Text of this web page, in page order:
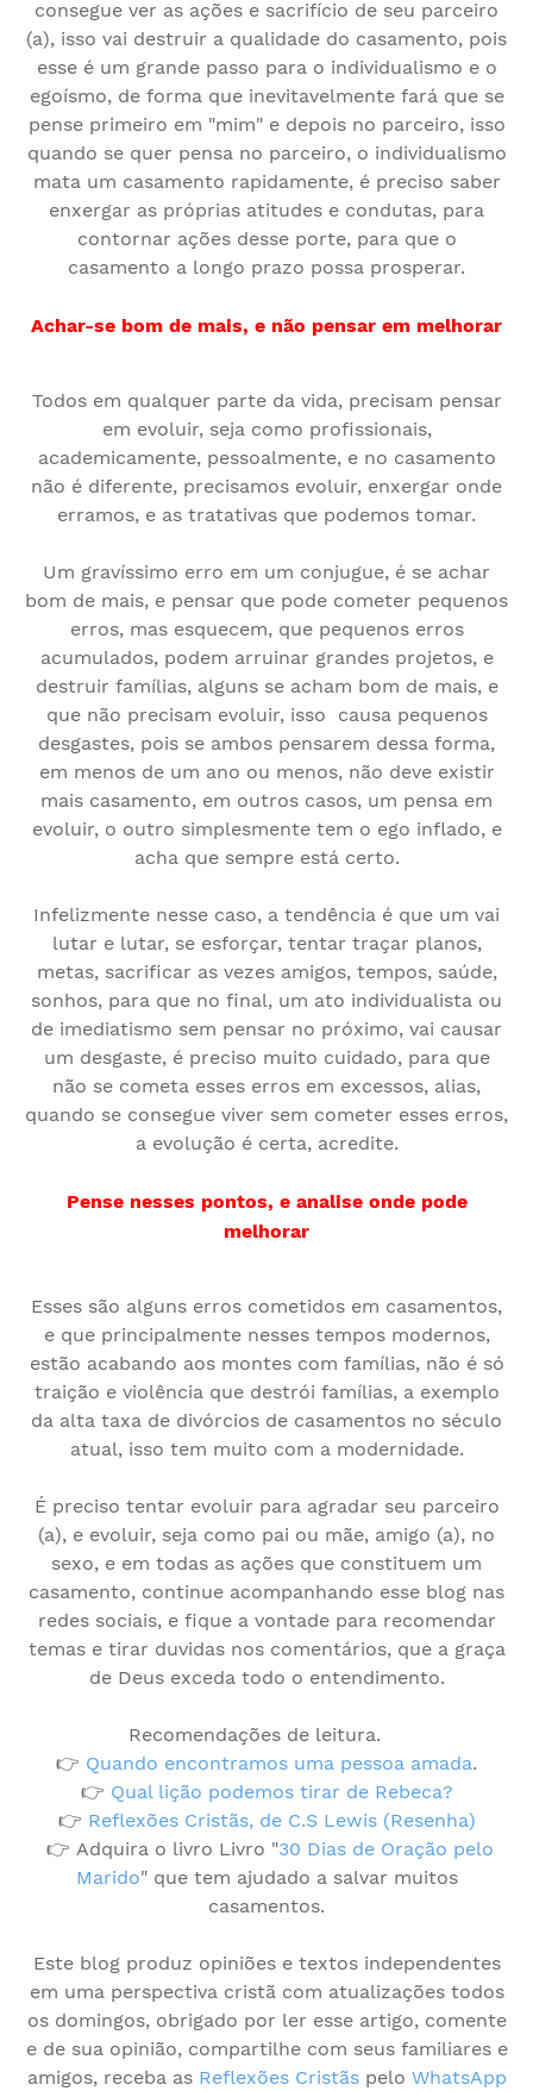
consegue ver as ações e sacrifício de seu parceiro
(a), isso vai destruir a qualidade do casamento, pois
esse é um grande passo para o individualismo e o
egoísmo, de forma que inevitavelmente fará que se
pense primeiro em "mim" e depois no parceiro, isso
quando se quer pensa no parceiro, o individualismo
mata um casamento rapidamente, é preciso saber
enxergar as próprias atitudes e condutas, para
contornar ações desse porte, para que o
casamento a longo prazo possa prosperar.
Achar-se bom de mais, e não pensar em melhorar
Todos em qualquer parte da vida, precisam pensar
em evoluir, seja como profissionais,
academicamente, pessoalmente, e no casamento
não é diferente, precisamos evoluir, enxergar onde
erramos, e as tratativas que podemos tomar.
Um gravíssimo erro em um conjugue, é se achar
bom de mais, e pensar que pode cometer pequenos
erros, mas esquecem, que pequenos erros
acumulados, podem arruinar grandes projetos, e
destruir famílias, alguns se acham bom de mais, e
que não precisam evoluir, isso causa pequenos
desgastes, pois se ambos pensarem dessa forma,
em menos de um ano ou menos, não deve existir
mais casamento, em outros casos, um pensa em
evoluir, o outro simplesmente tem o ego inflado, e
acha que sempre está certo.
Infelizmente nesse caso, a tendência é que um vai
lutar e lutar, se esforçar, tentar traçar planos,
metas, sacrificar as vezes amigos, tempos, saúde,
sonhos, para que no final, um ato individualista ou
de imediatismo sem pensar no próximo, vai causar
um desgaste, é preciso muito cuidado, para que
não se cometa esses erros em excessos, alias,
quando se consegue viver sem cometer esses erros,
a evolução é certa, acredite.
Pense nesses pontos, e analise onde pode
melhorar
Esses são alguns erros cometidos em casamentos,
e que principalmente nesses tempos modernos,
estão acabando aos montes com famílias, não é só
traição e violência que destrói famílias, a exemplo
da alta taxa de divórcios de casamentos no século
atual, isso tem muito com a modernidade.
É preciso tentar evoluir para agradar seu parceiro
(a), e evoluir, seja como pai ou mãe, amigo (a), no
sexo, e em todas as ações que constituem um
casamento, continue acompanhando esse blog nas
redes sociais, e fique a vontade para recomendar
temas e tirar duvidas nos comentários, que a graça
de Deus exceda todo o entendimento.
Recomendações de leitura.
👉 Quando encontramos uma pessoa amada.
👉 Qual lição podemos tirar de Rebeca?
👉 Reflexões Cristãs, de C.S Lewis (Resenha)
👉 Adquira o livro Livro "30 Dias de Oração pelo
Marido" que tem ajudado a salvar muitos
casamentos.
Este blog produz opiniões e textos independentes
em uma perspectiva cristã com atualizações todos
os domingos, obrigado por ler esse artigo, comente
e de sua opinião, compartilhe com seus familiares e
amigos, receba as Reflexões Cristãspelo WhatsApp